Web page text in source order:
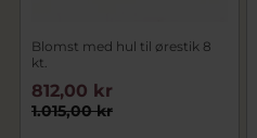
Blomst med hul til ørestik 8
kt.
1.015,00 kr
812,00 kr